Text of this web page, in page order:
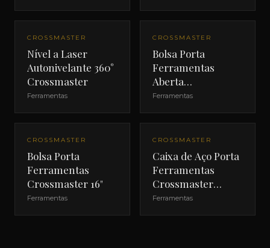
CROSSMASTER
Nível a Laser
Autonivelante 360°
Crossmaster
Ferramentas
CROSSMASTER
Bolsa Porta
Ferramentas
Aberta
Crossmaster 18"
Ferramentas
CROSSMASTER
Bolsa Porta
Ferramentas
Crossmaster 16"
Ferramentas
CROSSMASTER
Caixa de Aço Porta
Ferramentas
Crossmaster
660mm
Ferramentas